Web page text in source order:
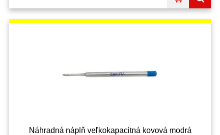
Náhradná náplň veľkokapacitná kovová modrá